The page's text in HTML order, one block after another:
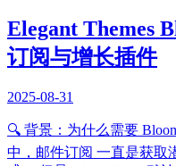
Elegant Themes
订阅与增长插件
2025-08-31
🔍 背景：为什么需要
中，邮件订阅 一直是获取